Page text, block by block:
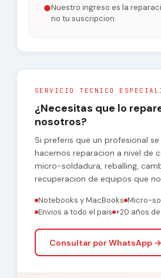
●Nuestro ingreso es la
no tu suscripcion.
SERVICIO TECNICO
¿Necesitas que lo
nosotros?
Si preferis que un profesional se
hacemos reparacion a nivel de
micro-soldadura, reballing,
recuperacion de equipos que
Notebooks y MacBooks Micro-
Envios a todo el pais +20 años
Consultar por WhatsApp →